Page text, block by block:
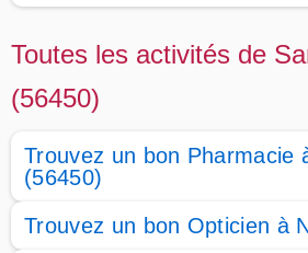
Toutes les activités de
(56450)
Trouvez un bon Pharmacie
(56450)
Trouvez un bon Opticien à